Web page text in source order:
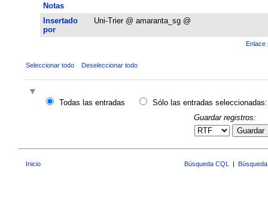
Notas
Insertado
por
Uni-Trier @ amaranta_sg @
Enlace
Seleccionar todo Deseleccionar todo
Todas las entradas
Sólo las entradas seleccionadas:
Guardar registros:
Guardar
Inicio Búsqueda CQL